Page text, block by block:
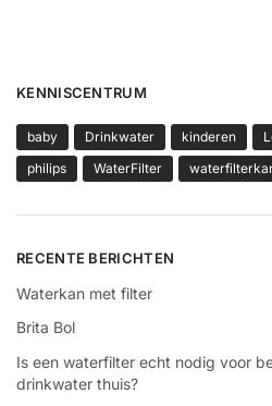
KENNISCENTRUM
baby Drinkwater kinderen
philips
WaterFilter
RECENTE BERICHTEN
Waterkan met filter
Brita Bol
Is een waterfilter echt nodig voor
drinkwater thuis?